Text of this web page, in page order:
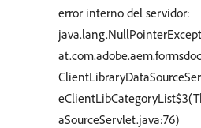
error interno del servidor:
aSourceServlet.java:76)